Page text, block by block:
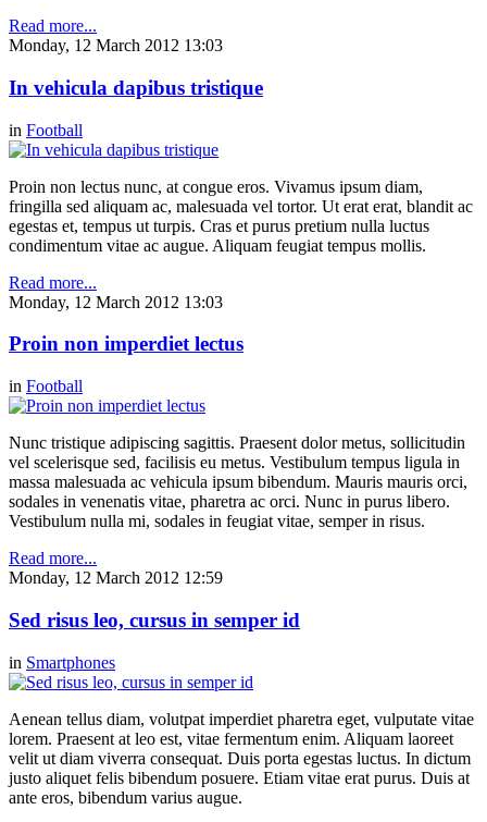
Read more...
Monday, 12 March 2012 13:03
In vehicula dapibus tristique
in Football
Proin non lectus nunc, at congue eros. Vivamus ipsum diam,
fringilla sed aliquam ac, malesuada vel tortor. Ut erat erat, blandit ac
egestas et, tempus ut turpis. Cras et purus pretium nulla luctus
condimentum vitae ac augue. Aliquam feugiat tempus mollis.
Read more...
Monday, 12 March 2012 13:03
Proin non imperdiet lectus
in Football
Nunc tristique adipiscing sagittis. Praesent dolor metus, sollicitudin
vel scelerisque sed, facilisis eu metus. Vestibulum tempus ligula in
massa malesuada ac vehicula ipsum bibendum. Mauris mauris orci,
sodales in venenatis vitae, pharetra ac orci. Nunc in purus libero.
Vestibulum nulla mi, sodales in feugiat vitae, semper in risus.
Read more...
Monday, 12 March 2012 12:59
Sed risus leo, cursus in semper id
in Smartphones
Aenean tellus diam, volutpat imperdiet pharetra eget, vulputate vitae
lorem. Praesent at leo est, vitae fermentum enim. Aliquam laoreet
velit ut diam viverra consequat. Duis porta egestas luctus. In dictum
justo aliquet felis bibendum posuere. Etiam vitae erat purus. Duis at
ante eros, bibendum varius augue.